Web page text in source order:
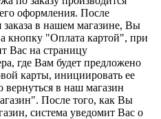
оформления. После
в нашем магазине, Вы
кнопку "Оплата картой", при
Вас на страницу
где Вам будет предложено
карты, инициировать ее
вернуться в наш магазин
После того, как Вы
система уведомит Вас о